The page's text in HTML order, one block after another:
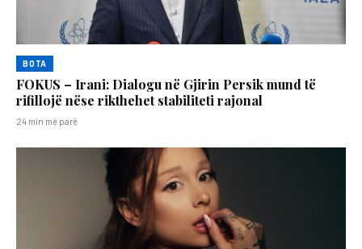
BOTA
FOKUS – Irani: Dialogu në Gjirin Persik mund të
rifillojë nëse rikthehet stabiliteti rajonal
24 min më parë